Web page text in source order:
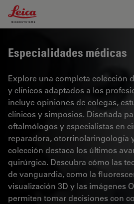
Leica Microsystems Logo
Especialidades médicas
Explore una completa colección
y clínicos adaptados a los
incluye opiniones de colegas,
clínicos y simposios. Diseñada
oftalmólogos y especialistas en
reparadora, otorrinolaringología
colección destaca los últimos
quirúrgica. Descubra cómo las
de vanguardia, como la
visualización 3D y las imágenes
permiten tomar decisiones con